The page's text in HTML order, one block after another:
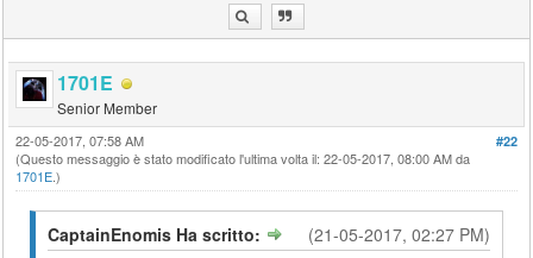
1701E
Senior Member
#22
22-05-2017, 07:58 AM
(Questo messaggio è stato modificato l'ultima volta il: 22-05-2017, 08:00 AM da
1701E.)
(21-05-2017, 02:27 PM)
CaptainEnomis Ha scritto: